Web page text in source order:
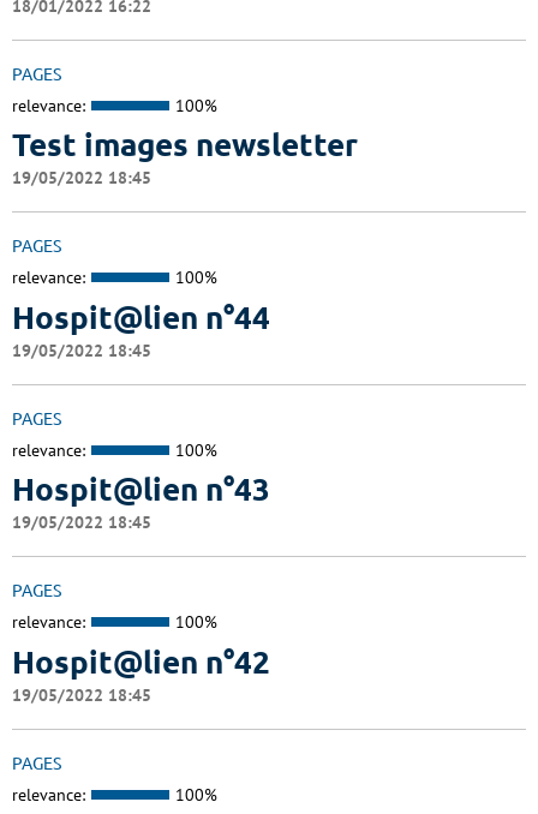
18/01/2022 16:22
PAGES
relevance: 100%
Test images newsletter
19/05/2022 18:45
PAGES
relevance: 100%
Hospit@lien n°44
19/05/2022 18:45
PAGES
relevance: 100%
Hospit@lien n°43
19/05/2022 18:45
PAGES
relevance: 100%
Hospit@lien n°42
19/05/2022 18:45
PAGES
relevance: 100%